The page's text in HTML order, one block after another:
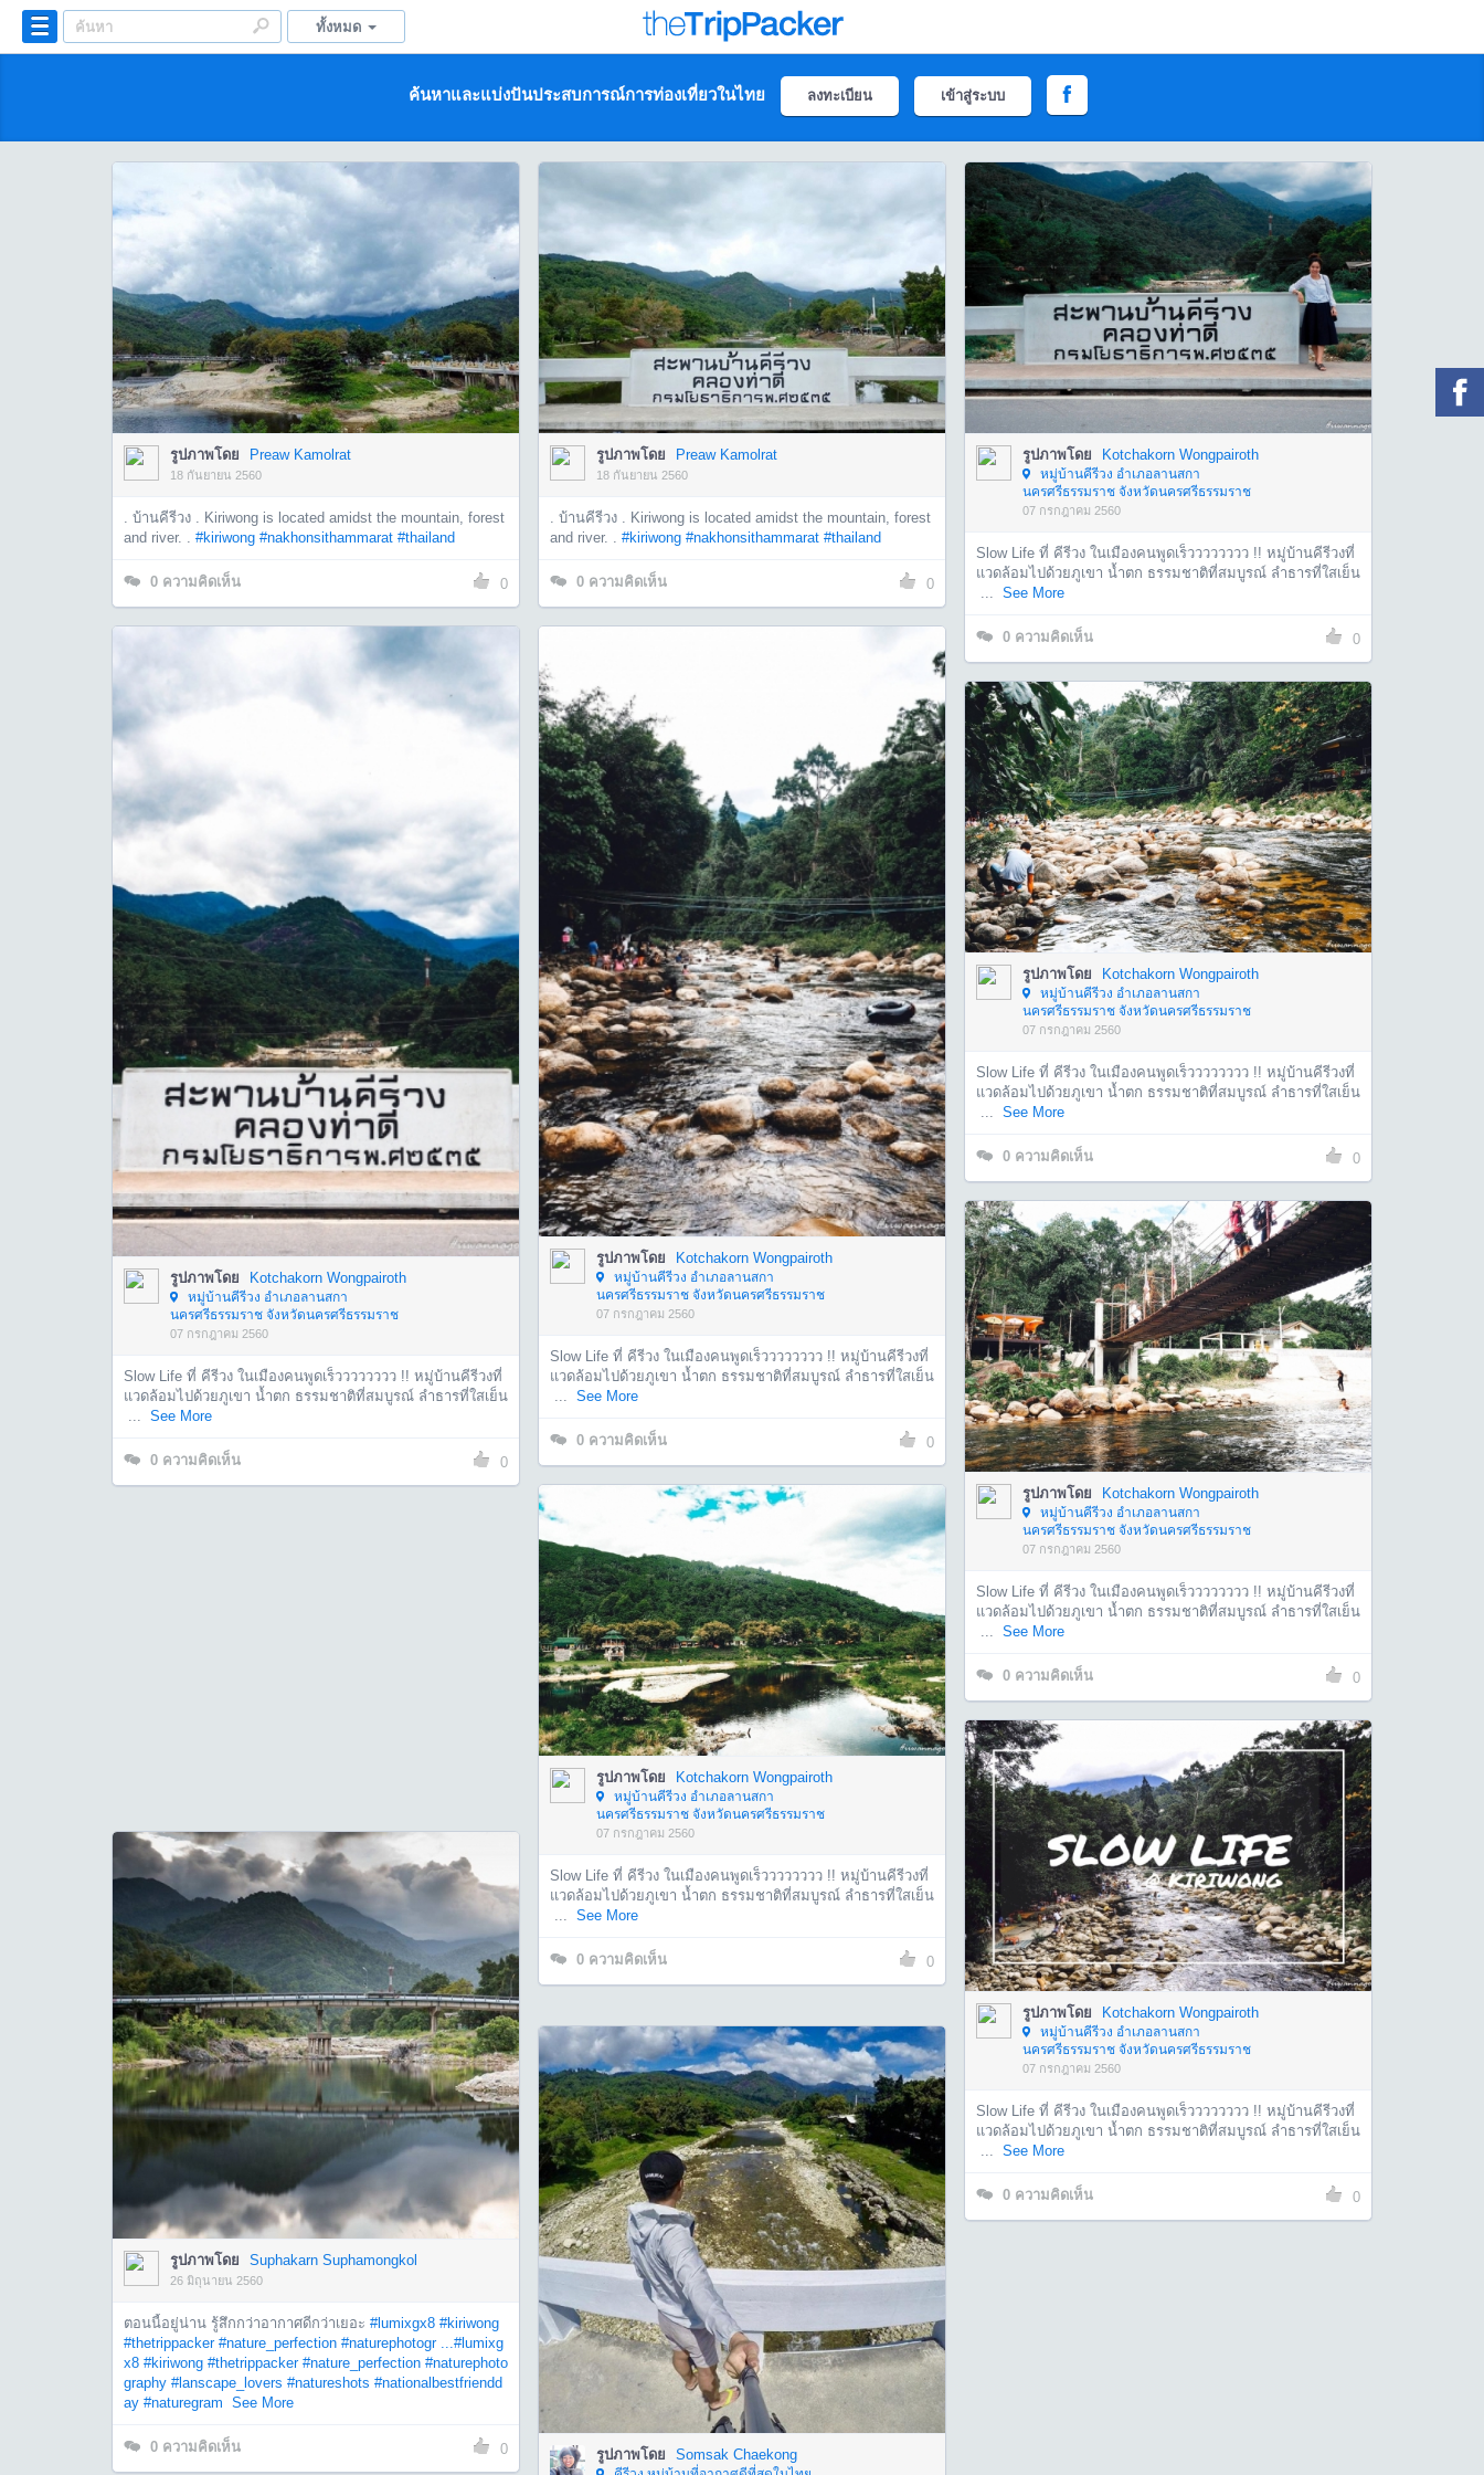
ทั้งหมด
ค้นหาและแบ่งปันประสบการณ์การท่องเที่ยวในไทย ลงทะเบียน เข้าสู่ระบบ
รูปภาพโดย Preaw Kamolrat
18 กันยายน 2560
. บ้านคีรีวง . Kiriwong is located amidst the mountain, forest
and river. . #kiriwong #nakhonsithammarat #thailand
0 ความคิดเห็น 0
รูปภาพโดย Preaw Kamolrat
18 กันยายน 2560
. บ้านคีรีวง . Kiriwong is located amidst the mountain, forest
and river. . #kiriwong #nakhonsithammarat #thailand
0 ความคิดเห็น 0
รูปภาพโดย Kotchakorn Wongpairoth
หมู่บ้านคีรีวง อำเภอลานสกา
นครศรีธรรมราช จังหวัดนครศรีธรรมราช
07 กรกฎาคม 2560
Slow Life ที่ คีรีวง ในเมืองคนพูดเร็วววววววว !! หมู่บ้านคีรีวงที่
แวดล้อมไปด้วยภูเขา น้ำตก ธรรมชาติที่สมบูรณ์ ลำธารที่ใสเย็น
... See More
0 ความคิดเห็น 0
รูปภาพโดย Kotchakorn Wongpairoth
หมู่บ้านคีรีวง อำเภอลานสกา
นครศรีธรรมราช จังหวัดนครศรีธรรมราช
07 กรกฎาคม 2560
Slow Life ที่ คีรีวง ในเมืองคนพูดเร็วววววววว !! หมู่บ้านคีรีวงที่
แวดล้อมไปด้วยภูเขา น้ำตก ธรรมชาติที่สมบูรณ์ ลำธารที่ใสเย็น
See More
0 ความคิดเห็น 0
รูปภาพโดย Kotchakorn Wongpairoth
หมู่บ้านคีรีวง อำเภอลานสกา
นครศรีธรรมราช จังหวัดนครศรีธรรมราช
07 กรกฎาคม 2560
Slow Life ที่ คีรีวง ในเมืองคนพูดเร็วววววววว !! หมู่บ้านคีรีวงที่
แวดล้อมไปด้วยภูเขา น้ำตก ธรรมชาติที่สมบูรณ์ ลำธารที่ใสเย็น
... See More
0 ความคิดเห็น 0
รูปภาพโดย Kotchakorn Wongpairoth
หมู่บ้านคีรีวง อำเภอลานสกา
นครศรีธรรมราช จังหวัดนครศรีธรรมราช
07 กรกฎาคม 2560
Slow Life ที่ คีรีวง ในเมืองคนพูดเร็วววววววว !! หมู่บ้านคีรีวงที่
แวดล้อมไปด้วยภูเขา น้ำตก ธรรมชาติที่สมบูรณ์ ลำธารที่ใสเย็น
... See More
0 ความคิดเห็น 0
รูปภาพโดย Kotchakorn Wongpairoth
หมู่บ้านคีรีวง อำเภอลานสกา
นครศรีธรรมราช จังหวัดนครศรีธรรมราช
07 กรกฎาคม 2560
Slow Life ที่ คีรีวง ในเมืองคนพูดเร็วววววววว !! หมู่บ้านคีรีวงที่
แวดล้อมไปด้วยภูเขา น้ำตก ธรรมชาติที่สมบูรณ์ ลำธารที่ใสเย็น
... See More
0 ความคิดเห็น 0
รูปภาพโดย Kotchakorn Wongpairoth
หมู่บ้านคีรีวง อำเภอลานสกา
นครศรีธรรมราช จังหวัดนครศรีธรรมราช
07 กรกฎาคม 2560
Slow Life ที่ คีรีวง ในเมืองคนพูดเร็วววววววว !! หมู่บ้านคีรีวงที่
แวดล้อมไปด้วยภูเขา น้ำตก ธรรมชาติที่สมบูรณ์ ลำธารที่ใสเย็น
... See More
0 ความคิดเห็น 0
รูปภาพโดย Kotchakorn Wongpairoth
หมู่บ้านคีรีวง อำเภอลานสกา
นครศรีธรรมราช จังหวัดนครศรีธรรมราช
07 กรกฎาคม 2560
Slow Life ที่ คีรีวง ในเมืองคนพูดเร็วววววววว !! หมู่บ้านคีรีวงที่
แวดล้อมไปด้วยภูเขา น้ำตก ธรรมชาติที่สมบูรณ์ ลำธารที่ใสเย็น
... See More
0 ความคิดเห็น 0
รูปภาพโดย Suphakarn Suphamongkol
26 มิถุนายน 2560
ตอนนี้อยู่น่าน รู้สึกกว่าอากาศดีกว่าเยอะ #lumixgx8 #kiriwong
#thetrippacker #nature_perfection #naturephotogr ...#lumixg
x8 #kiriwong #thetrippacker #nature_perfection #naturephoto
graphy #lanscape_lovers #natureshots #nationalbestfriendd
ay #naturegram See More
0 ความคิดเห็น 0 รูปภาพโดย Somsak Chaekong